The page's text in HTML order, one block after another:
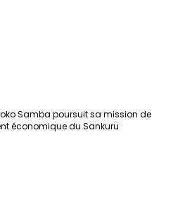
Samba poursuit sa mission de
économique du Sankuru